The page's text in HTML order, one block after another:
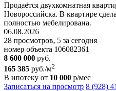
Продаётся двухкомнатная
Новороссийска. В квартире
полностью мебелирована.
06.08.2026
28 просмотров, 5 за сегодня
номер объекта 106082361
8 600 000 руб.
165 385 руб./м2
В ипотеку от 10 000 р/мес
Записаться на просмотр 8 (928)